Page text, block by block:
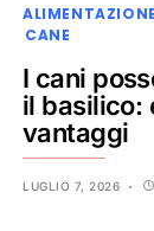
CANE
I cani
il basilico:
vantaggi
LUGLIO 7, 2026